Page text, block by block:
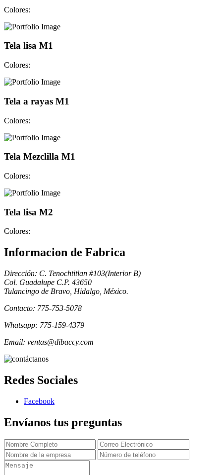
Colores:
Tela lisa M1
Colores:
Tela a rayas M1
Colores:
Tela Mezclilla M1
Colores:
Tela lisa M2
Colores:
Informacion de Fabrica
Dirección: C. Tenochtitlan #103(Interior B)
Col. Guadalupe C.P. 43650
Tulancingo de Bravo, Hidalgo, México.
Contacto: 775-753-5078
Whatsapp: 775-159-4379
Email: ventas@dibaccy.com
Redes Sociales
Facebook
Envíanos tus preguntas